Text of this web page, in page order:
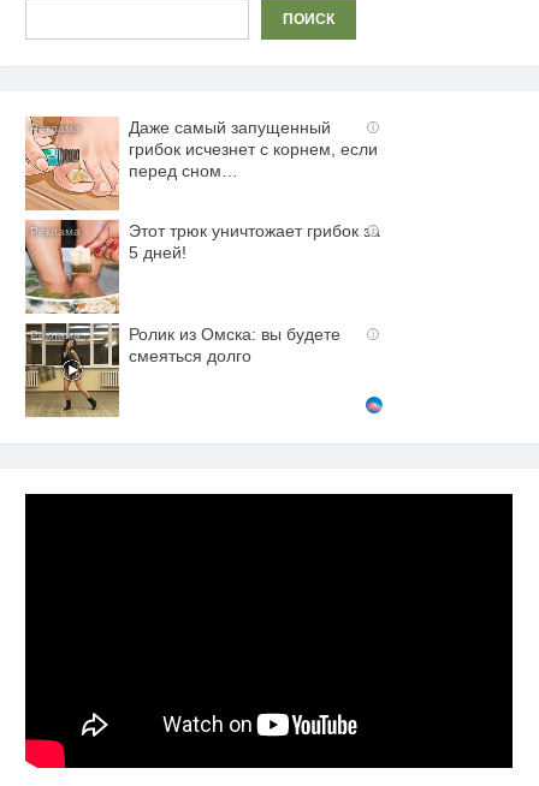
ПОИСК
i
Даже самый запущенный
грибок исчезнет с корнем, если
перед сном…
i
Этот трюк уничтожает грибок за
5 дней!
i
Ролик из Омска: вы будете
смеяться долго